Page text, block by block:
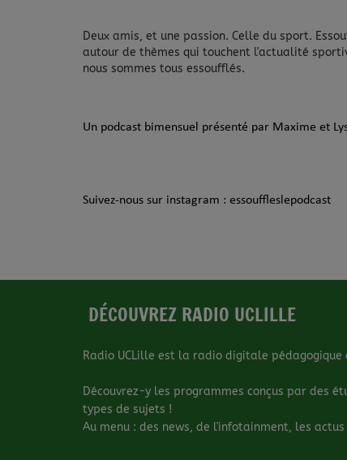
Deux amis, et une passion. Celle du sport.
autour de thèmes qui touchent l'actualité
nous sommes tous essoufflés.
Un podcast bimensuel présenté par Maxime et
Suivez-nous sur instagram : essouffleslepodcast
DÉCOUVREZ RADIO UCLILLE
Radio UCLille est la radio digitale
Découvrez-y les programmes conçus par des
types de sujets !
Au menu : des news, de l'infotainment, les